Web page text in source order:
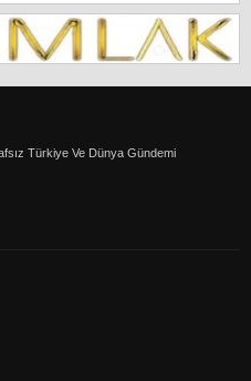
Türkiye Ve Dünya Gündemi